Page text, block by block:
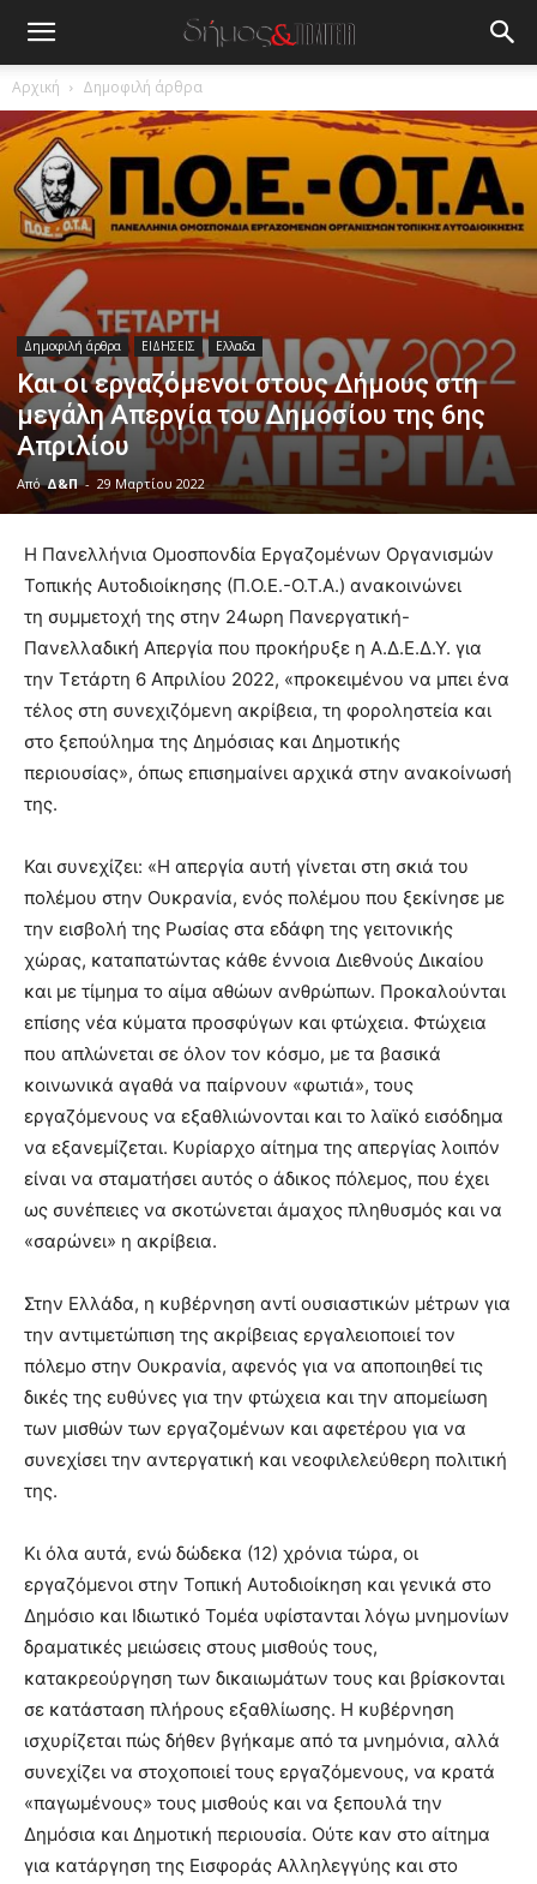
Αρχική Δημοφιλή άρθρα
Δημοφιλή άρθρα ΕΙΔΗΣΕΙΣ Ελλαδα
Και οι εργαζόμενοι στους Δήμους στη
μεγάλη Απεργία του Δημοσίου της 6ης
Απριλίου
Από Δ&Π - 29 Μαρτίου 2022
lesbians
very
cam
show.desi
xxx
brandi
teaches
you
the
pain.
pornhun
porn
Η Πανελλήνια Ομοσπονδία Εργαζομένων Οργανισμών
Τοπικής Αυτοδιοίκησης (Π.Ο.Ε.-Ο.Τ.Α.) ανακοινώνει
τη συμμετοχή της στην 24ωρη Πανεργατική-
Πανελλαδική Απεργία που προκήρυξε η Α.Δ.Ε.Δ.Υ. για
την Τετάρτη 6 Απριλίου 2022, «προκειμένου να μπει ένα
τέλος στη συνεχιζόμενη ακρίβεια, τη φοροληστεία και
στο ξεπούλημα της Δημόσιας και Δημοτικής
περιουσίας», όπως επισημαίνει αρχικά στην ανακοίνωσή
της.
Και συνεχίζει: «Η απεργία αυτή γίνεται στη σκιά του
πολέμου στην Ουκρανία, ενός πολέμου που ξεκίνησε με
την εισβολή της Ρωσίας στα εδάφη της γειτονικής
χώρας, καταπατώντας κάθε έννοια Διεθνούς Δικαίου
και με τίμημα το αίμα αθώων ανθρώπων. Προκαλούνται
επίσης νέα κύματα προσφύγων και φτώχεια. Φτώχεια
που απλώνεται σε όλον τον κόσμο, με τα βασικά
κοινωνικά αγαθά να παίρνουν «φωτιά», τους
εργαζόμενους να εξαθλιώνονται και το λαϊκό εισόδημα
να εξανεμίζεται. Κυρίαρχο αίτημα της απεργίας λοιπόν
είναι να σταματήσει αυτός ο άδικος πόλεμος, που έχει
ως συνέπειες να σκοτώνεται άμαχος πληθυσμός και να
«σαρώνει» η ακρίβεια.
Στην Ελλάδα, η κυβέρνηση αντί ουσιαστικών μέτρων για
την αντιμετώπιση της ακρίβειας εργαλειοποιεί τον
πόλεμο στην Ουκρανία, αφενός για να αποποιηθεί τις
δικές της ευθύνες για την φτώχεια και την απομείωση
των μισθών των εργαζομένων και αφετέρου για να
συνεχίσει την αντεργατική και νεοφιλελεύθερη πολιτική
της.
Κι όλα αυτά, ενώ δώδεκα (12) χρόνια τώρα, οι
εργαζόμενοι στην Τοπική Αυτοδιοίκηση και γενικά στο
Δημόσιο και Ιδιωτικό Τομέα υφίστανται λόγω μνημονίων
δραματικές μειώσεις στους μισθούς τους,
κατακρεούργηση των δικαιωμάτων τους και βρίσκονται
σε κατάσταση πλήρους εξαθλίωσης. Η κυβέρνηση
ισχυρίζεται πώς δήθεν βγήκαμε από τα μνημόνια, αλλά
συνεχίζει να στοχοποιεί τους εργαζόμενους, να κρατά
«παγωμένους» τους μισθούς και να ξεπουλά την
Δημόσια και Δημοτική περιουσία. Ούτε καν στο αίτημα
για κατάργηση της Εισφοράς Αλληλεγγύης και στο